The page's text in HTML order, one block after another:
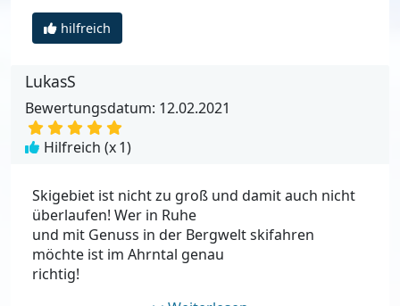
hilfreich
LukasS
Bewertungsdatum: 12.02.2021
Hilfreich (x1)
Skigebiet ist nicht zu groß und damit auch nicht
überlaufen! Wer in Ruhe
und mit Genuss in der Bergwelt skifahren
möchte ist im Ahrntal genau
richtig!